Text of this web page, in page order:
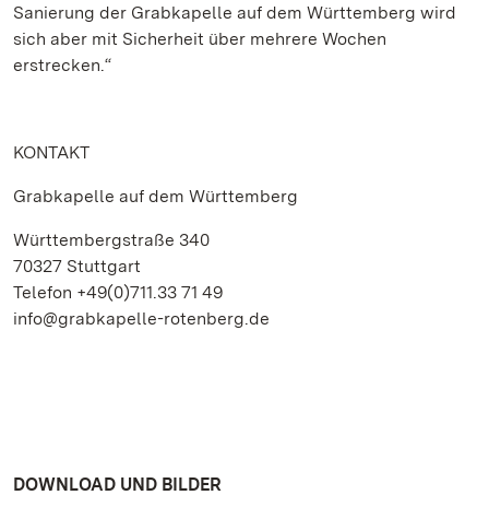
Sanierung der Grabkapelle auf dem Württemberg wird
sich aber mit Sicherheit über mehrere Wochen
erstrecken.“
KONTAKT
Grabkapelle auf dem Württemberg
Württembergstraße 340
70327 Stuttgart
Telefon +49(0)711.33 71 49
info@grabkapelle-rotenberg.de
DOWNLOAD UND BILDER